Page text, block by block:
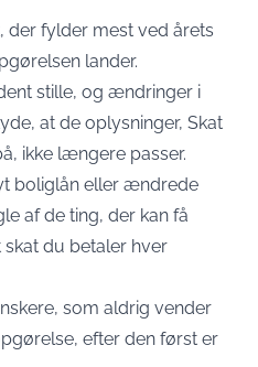
der fylder mest ved årets
lander.
stille, og ændringer i
at de oplysninger, Skat
ikke længere passer.
boliglån eller ændrede
af de ting, der kan få
du betaler hver
som aldrig vender
efter den først er